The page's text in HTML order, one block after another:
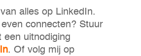
alles op LinkedIn.
connecten? Stuur
een uitnodiging
. Of volg mij op